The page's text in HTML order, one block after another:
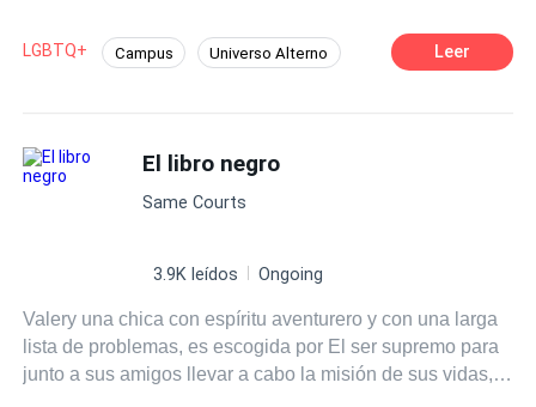
LGBTQ+ Campus Universo Alterno
Esclavo/a
Leer
El libro negro
Same Courts
3.9K leídos Ongoing
Valery una chica con espíritu aventurero y con una larga
lista de problemas, es escogida por El ser supremo para
junto a sus amigos llevar a cabo la misión de sus vidas,